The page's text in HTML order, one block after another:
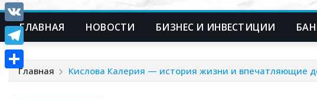
ГЛАВНАЯ НОВОСТИ БИЗНЕС И ИНВЕСТИЦИИ
Главная Кислова Калерия — история жизни и впечатляющие
Viber
VK
Telegram
Отправить